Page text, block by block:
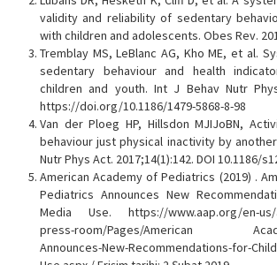
validity and reliability of sedentary
with children and adolescents. Obes Rev.
Tremblay MS, LeBlanc AG, Kho ME, et al.
sedentary behaviour and health
children and youth. Int J Behav Nutr
https://doi.org/10.1186/1479-5868-8-98
Van der Ploeg HP, Hillsdon MJIJoBN,
behaviour just physical inactivity by
Nutr Phys Act. 2017;14(1):142. DOI 10.1186/
American Academy of Pediatrics (2019) .
Pediatrics Announces New
Media Use. https://www.aap.org/en-us/
press-room/Pages/American
Announces-New-Recommendations-for-